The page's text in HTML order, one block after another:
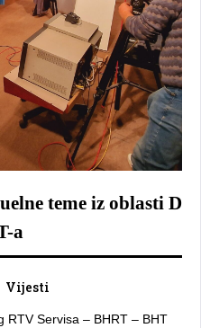
teme iz oblasti D
a
Vijesti
RTV Servisa – BHRT – BHT